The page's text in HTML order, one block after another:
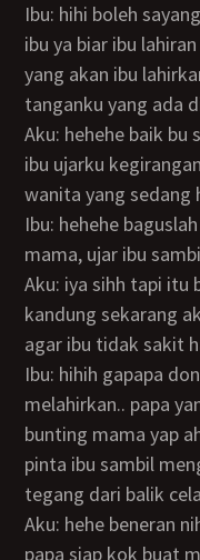
Ibu: hihi boleh sayang boleh kamu harus sering entot
ibu ya biar ibu
yang akan ibu
tanganku yang ada
Aku: hehehe baik bu sony bakalan rajin nyiram memek
ibu ujarku
wanita yang sedang
Ibu: hehehe baguslah sayangku sony emang suami
mama, ujar ibu
Aku: iya sihh tapi itu bukan benih sony yang ibu
kandung sekarang
agar ibu tidak sakit
Ibu: hihih gapapa dong. papah.. kan udah mama
melahirkan.. papa
bunting mama yap
pinta ibu sambil
tegang dari balik
Aku: hehe beneran nih mama mau papah hamilin lagi
papa siap kok buat